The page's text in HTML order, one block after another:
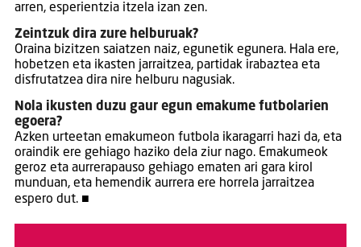
arren, esperientzia itzela izan zen.
Zeintzuk dira zure helburuak?
Oraina bizitzen saiatzen naiz, egunetik egunera. Hala ere,
hobetzen eta ikasten jarraitzea, partidak irabaztea eta
disfrutatzea dira nire helburu nagusiak.
Nola ikusten duzu gaur egun emakume futbolarien
egoera?
Azken urteetan emakumeon futbola ikaragarri hazi da, eta
oraindik ere gehiago haziko dela ziur nago. Emakumeok
geroz eta aurrerapauso gehiago ematen ari gara kirol
munduan, eta hemendik aurrera ere horrela jarraitzea
espero dut. ■